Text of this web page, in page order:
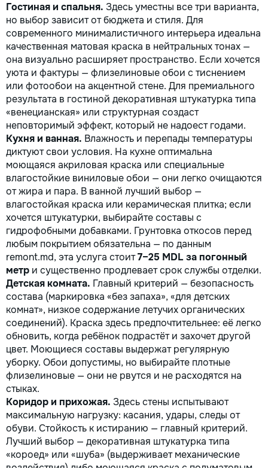
Гостиная и спальня. Здесь уместны все три варианта,
но выбор зависит от бюджета и стиля. Для
современного минималистичного интерьера идеальна
качественная матовая краска в нейтральных тонах —
она визуально расширяет пространство. Если хочется
уюта и фактуры — флизелиновые обои с тиснением
или фотообои на акцентной стене. Для премиального
результата в гостиной декоративная штукатурка типа
«венецианская» или структурная создаст
неповторимый эффект, который не надоест годами.
Кухня и ванная. Влажность и перепады температуры
диктуют свои условия. На кухне оптимальна
моющаяся акриловая краска или специальные
влагостойкие виниловые обои — они легко очищаются
от жира и пара. В ванной лучший выбор —
влагостойкая краска или керамическая плитка; если
хочется штукатурки, выбирайте составы с
гидрофобными добавками. Грунтовка откосов перед
любым покрытием обязательна — по данным
remont.md, эта услуга стоит7–25 MDL за погонный
метр и существенно продлевает срок службы отделки.
Детская комната. Главный критерий — безопасность
состава (маркировка «без запаха», «для детских
комнат», низкое содержание летучих органических
соединений). Краска здесь предпочтительнее: её легко
обновить, когда ребёнок подрастёт и захочет другой
цвет. Моющиеся составы выдержат регулярную
уборку. Обои допустимы, но выбирайте плотные
флизелиновые — они не рвутся и не расходятся на
стыках.
Коридор и прихожая. Здесь стены испытывают
максимальную нагрузку: касания, удары, следы от
обуви. Стойкость к истиранию — главный критерий.
Лучший выбор — декоративная штукатурка типа
«короед» или «шуба» (выдерживает механические